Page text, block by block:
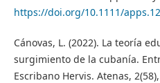
https://doi.org/10.1111/
Cánovas, L. (2022). La teoría
surgimiento de la cubanía.
Escribano Hervis. Atenas,